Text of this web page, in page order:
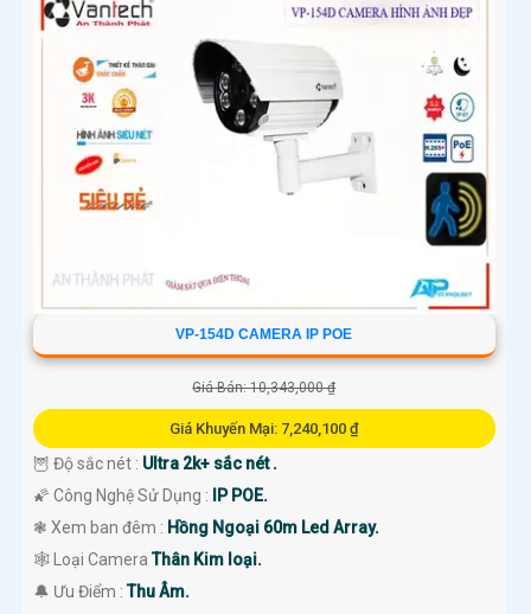
VP-154D CAMERA IP POE
Giá Bán: 10,343,000 ₫
Giá Khuyến Mại: 7,240,100 ₫
🦉 Độ sắc nét : Ultra 2k+ sắc nét .
🌠 Công Nghệ Sử Dụng :
IP POE.
❃ Xem ban đêm : Hồng Ngoại 60m Led Array.
🕸️ Loại CameraThân Kim loại.
️🔔 Ưu Điểm :Thu Âm.